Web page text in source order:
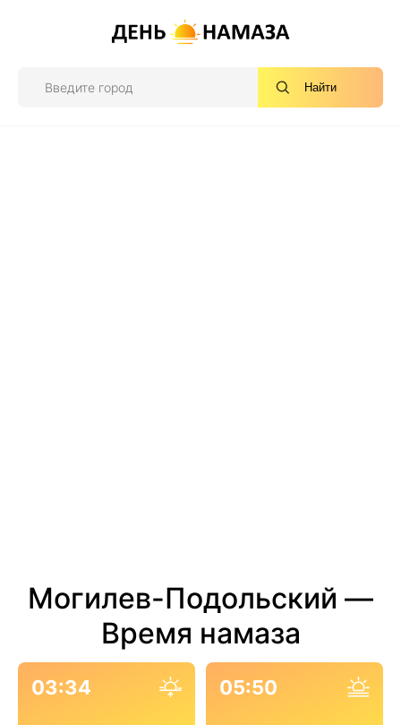
Найти
Могилев-Подольский —
Время намаза
03:34 05:50